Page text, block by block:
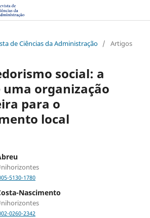
de Ciências da Administração / Artigos
social: a
uma organização
para o
local
5130-1780
Nascimento
0260-2342